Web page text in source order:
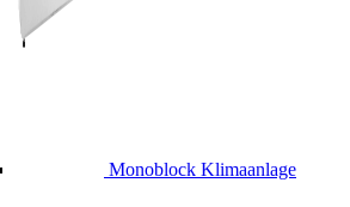
Monoblock Klimaanlage